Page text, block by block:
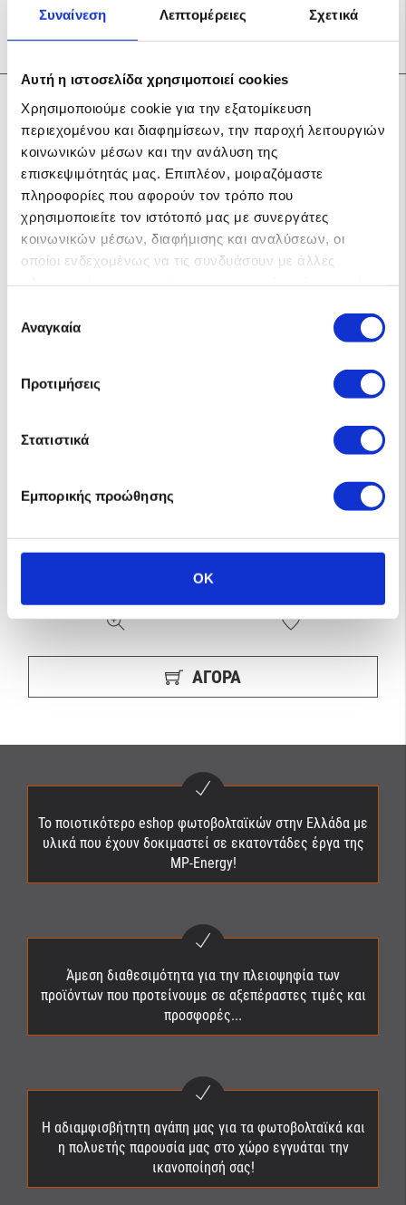
Συναίνεση Λεπτομέρειες Σχετικά
Αυτή η ιστοσελίδα χρησιμοποιεί cookies
Χρησιμοποιούμε cookie για την εξατομίκευση
περιεχομένου και διαφημίσεων, την παροχή λειτουργιών
κοινωνικών μέσων και την ανάλυση της
επισκεψιμότητάς μας. Επιπλέον, μοιραζόμαστε
πληροφορίες που αφορούν τον τρόπο που
χρησιμοποιείτε τον ιστότοπό μας με συνεργάτες
κοινωνικών μέσων, διαφήμισης και αναλύσεων, οι
οποίοι ενδεχομένως να τις συνδυάσουν με άλλες
των υπηρεσιών τους.
συγκατάθεσης
Αναγκαία
Προτιμήσεις
Στατιστικά
Εμπορικής προώθησης
OK
Σχετικά προϊόντα
Fronius Symo 5.0-3-M είναι ιδανικός για φωτοβολταϊκό πακέτο net
metering αυτοπαραγωγής 5kW. Διαθέτει 2 MPPT εισόδους για
1799.00€
ΑΓΟΡΆ
Το ποιοτικότερο eshop φωτοβολταϊκών στην Ελλάδα με
υλικά που έχουν δοκιμαστεί σε εκατοντάδες έργα της
MP-Energy!
Άμεση διαθεσιμότητα για την πλειοψηφία των
προϊόντων που προτείνουμε σε αξεπέραστες τιμές και
προσφορές...
Η αδιαμφισβήτητη αγάπη μας για τα φωτοβολταϊκά και
η πολυετής παρουσία μας στο χώρο εγγυάται την
ικανοποίησή σας!